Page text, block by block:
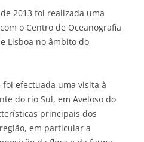
2013 foi realizada uma
o Centro de Oceanografia
Lisboa no âmbito do
efectuada uma visita à
do rio Sul, em Aveloso do
principais dos
em particular a